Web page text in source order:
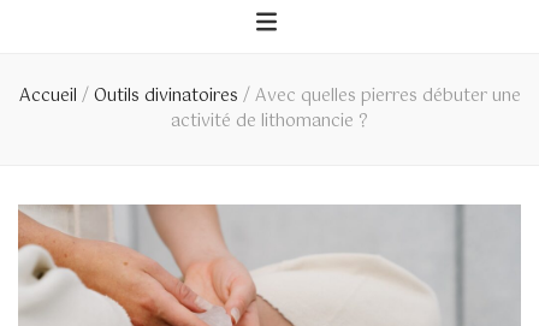
Accueil /Outils divinatoires /Avec quelles pierres débuter une
activité de lithomancie ?